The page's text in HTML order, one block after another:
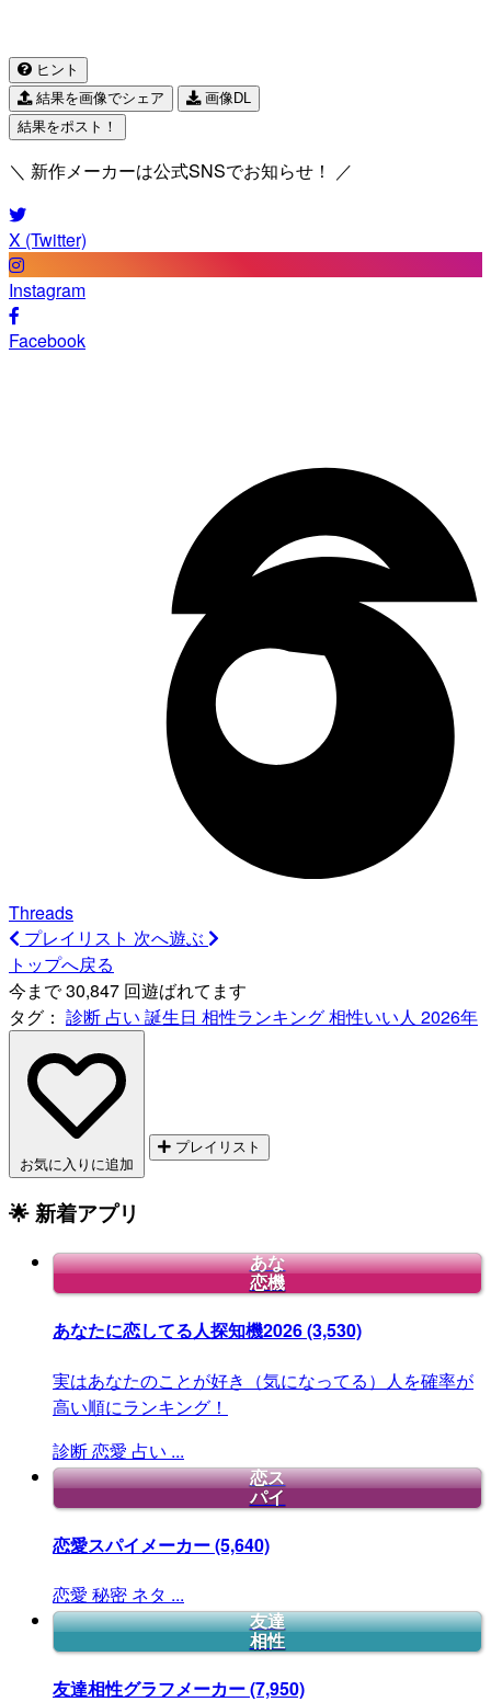
ヒント
結果を画像でシェア
画像DL
結果をポスト！
＼ 新作メーカーは公式SNSでお知らせ！ ／
X (Twitter)
Instagram
Facebook
Threads
プレイリスト 次へ遊ぶ
トップへ戻る
今まで 30,847 回遊ばれてます
タグ： 診断 占い 誕生日 相性ランキング相性いい人 2026年
お気に入りに追加
プレイリスト
🌟 新着アプリ
あな
恋機
あなたに恋してる人探知機2026(3,530)
実はあなたのことが好き（気になってる）人を確率が
高い順にランキング！
診断恋愛 占い ...
恋ス
パイ
恋愛スパイメーカー(5,640)
恋愛 秘密 ネタ ...
友達
相性
友達相性グラフメーカー(7,950)